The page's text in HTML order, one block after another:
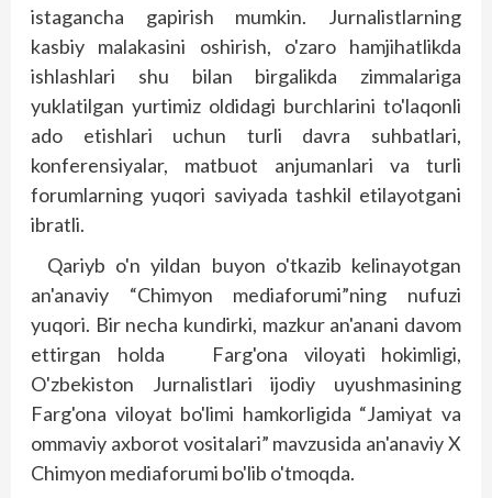
istagancha gapirish mumkin. Jurnalistlarning
kasbiy malakasini oshirish, o'zaro hamjihatlikda
ishlashlari shu bilan birgalikda zimmalariga
yuklatilgan yurtimiz oldidagi burchlarini to'laqonli
ado etishlari uchun turli davra suhbatlari,
konferensiyalar, matbuot anjumanlari va turli
forumlarning yuqori saviyada tashkil etilayotgani
ibratli.
Qariyb o'n yildan buyon o'tkazib kelinayotgan
an'anaviy “Chimyon mediaforumi”ning nufuzi
yuqori. Bir necha kundirki, mazkur an'anani davom
ettirgan holda Farg'ona viloyati hokimligi,
O'zbekiston Jurnalistlari ijodiy uyushmasining
Farg'ona viloyat bo'limi hamkorligida “Jamiyat va
ommaviy axborot vositalari” mavzusida an'anaviy X
Chimyon mediaforumi bo'lib o'tmoqda.